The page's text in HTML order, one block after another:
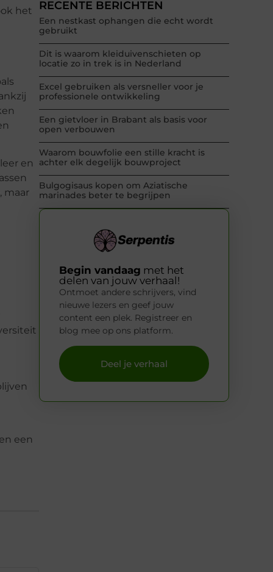
het
en
maar
een
RECENTE BERICHTEN
Een nestkast ophangen die echt wordt
gebruikt
Dit is waarom kleiduivenschieten op
locatie zo in trek is in Nederland
Excel gebruiken als versneller voor je
professionele ontwikkeling
Een gietvloer in Brabant als basis voor
open verbouwen
Waarom bouwfolie een stille kracht is
achter elk degelijk bouwproject
Bulgogisaus kopen om Aziatische
marinades beter te begrijpen
Begin vandaag met het
delen van jouw verhaal!
Ontmoet andere schrijvers, vind
nieuwe lezers en geef jouw
content een plek. Registreer en
blog mee op ons platform.
Deel je verhaal